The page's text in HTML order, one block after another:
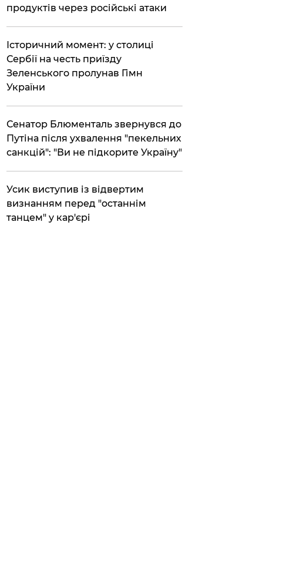
продуктів через російські атаки
Історичний момент: у столиці
Сербії на честь приїзду
Зеленського пролунав Гімн
України
Сенатор Блюменталь звернувся до
Путіна після ухвалення "пекельних
санкцій": "Ви не підкорите Україну"
​Усик виступив із відвертим
визнанням перед "останнім
танцем" у кар'єрі